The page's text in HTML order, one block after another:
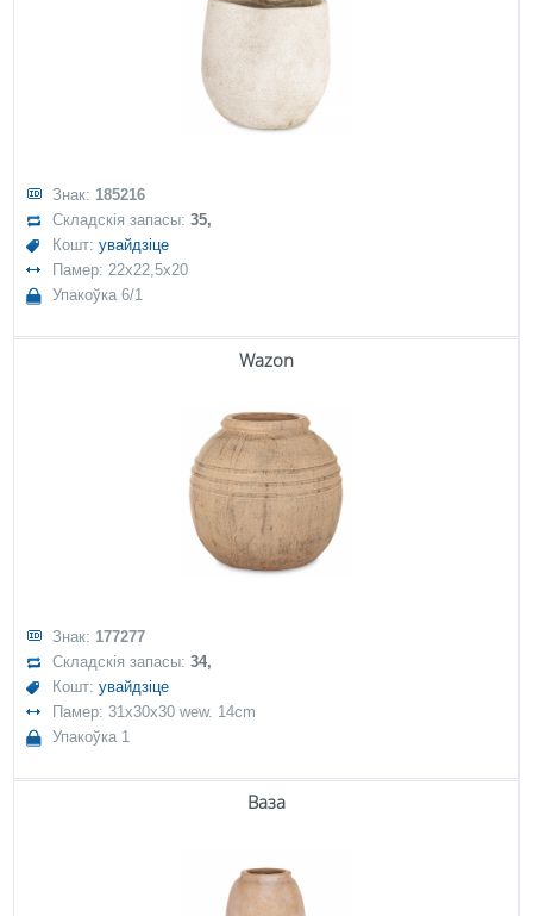
Знак: 185216
Складскія запасы:35,
Кошт:увайдзіце
Памер: 22x22,5x20
Упакоўка 6/1
Wazon
Знак: 177277
Складскія запасы:34,
Кошт:увайдзіце
Памер: 31x30x30 wew. 14cm
Упакоўка 1
Ваза